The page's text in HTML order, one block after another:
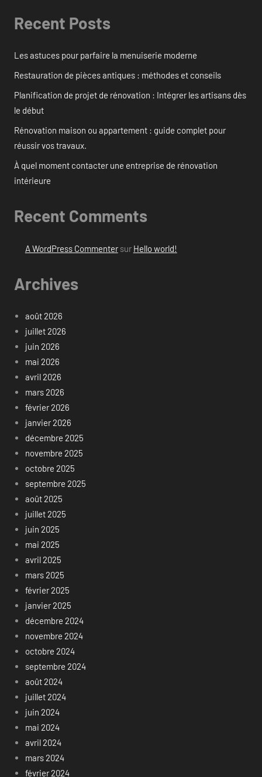
Recent Posts
Les astuces pour parfaire la menuiserie moderne
Restauration de pièces antiques : méthodes et conseils
Planification de projet de rénovation : Intégrer les artisans dès
le début
Rénovation maison ou appartement : guide complet pour
réussir vos travaux.
À quel moment contacter une entreprise de rénovation
intérieure
Recent Comments
A WordPress Commentersur Hello world!
Archives
août 2026
juillet 2026
juin 2026
mai 2026
avril 2026
mars 2026
février 2026
janvier 2026
décembre 2025
novembre 2025
octobre 2025
septembre 2025
août 2025
juillet 2025
juin 2025
mai 2025
avril 2025
mars 2025
février 2025
janvier 2025
décembre 2024
novembre 2024
octobre 2024
septembre 2024
août 2024
juillet 2024
juin 2024
mai 2024
avril 2024
mars 2024
février 2024